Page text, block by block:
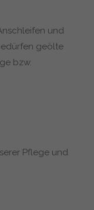
und
geölte
bzw.
Pflege und